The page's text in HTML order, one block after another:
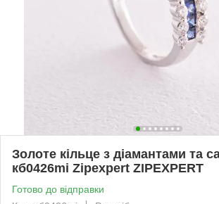
Золоте кільце з діамантами та
кб0426mi Zipexpert ZIPEXPERT
Готово до відправки